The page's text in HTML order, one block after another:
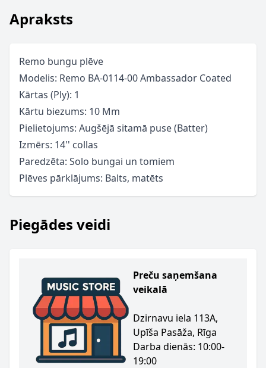
Apraksts
Remo bungu plēve
Modelis: Remo BA-0114-00 Ambassador Coated
Kārtas (Ply): 1
Kārtu biezums: 10 Mm
Pielietojums: Augšējā sitamā puse (Batter)
Izmērs: 14'' collas
Paredzēta: Solo bungai un tomiem
Plēves pārklājums: Balts, matēts
Piegādes veidi
Preču saņemšana
veikalā
Dzirnavu iela 113A,
Upīša Pasāža, Rīga
Darba dienās: 10:00-
19:00